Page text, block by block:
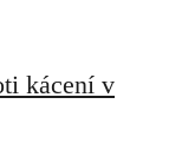
kácení v